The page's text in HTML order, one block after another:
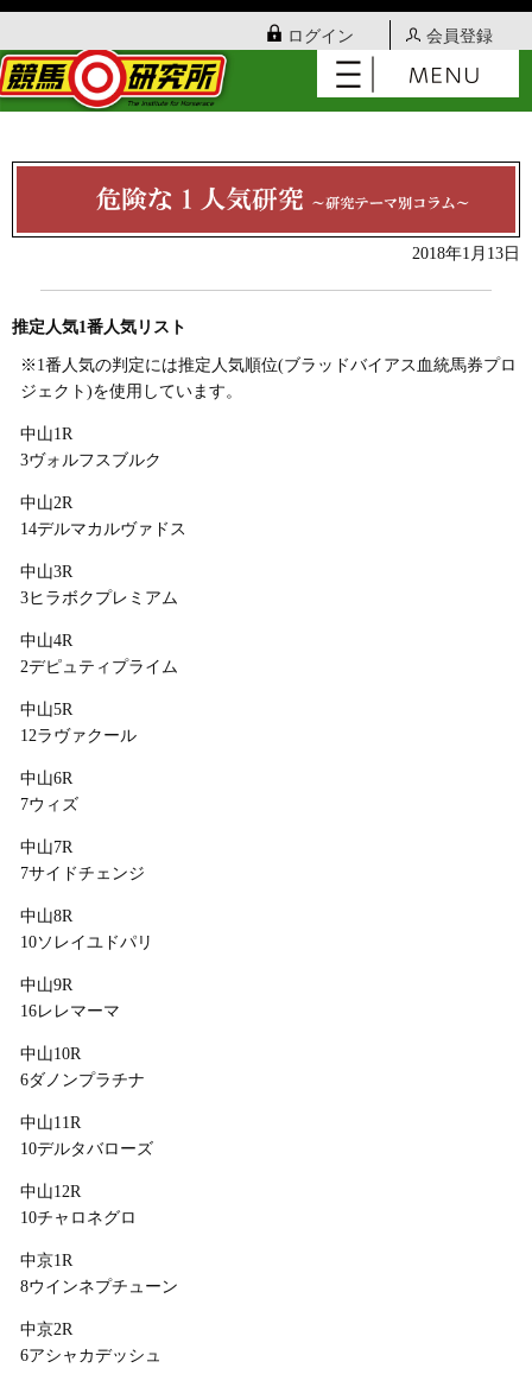
ログイン 会員登録
2018年1月13日
推定人気1番人気リスト
※1番人気の判定には推定人気順位(ブラッドバイアス血統馬券プロ
ジェクト)を使用しています。
中山1R
3ヴォルフスブルク
中山2R
14デルマカルヴァドス
中山3R
3ヒラボクプレミアム
中山4R
2デピュティプライム
中山5R
12ラヴァクール
中山6R
7ウィズ
中山7R
7サイドチェンジ
中山8R
10ソレイユドパリ
中山9R
16レレマーマ
中山10R
6ダノンプラチナ
中山11R
10デルタバローズ
中山12R
10チャロネグロ
中京1R
8ウインネプチューン
中京2R
6アシャカデッシュ